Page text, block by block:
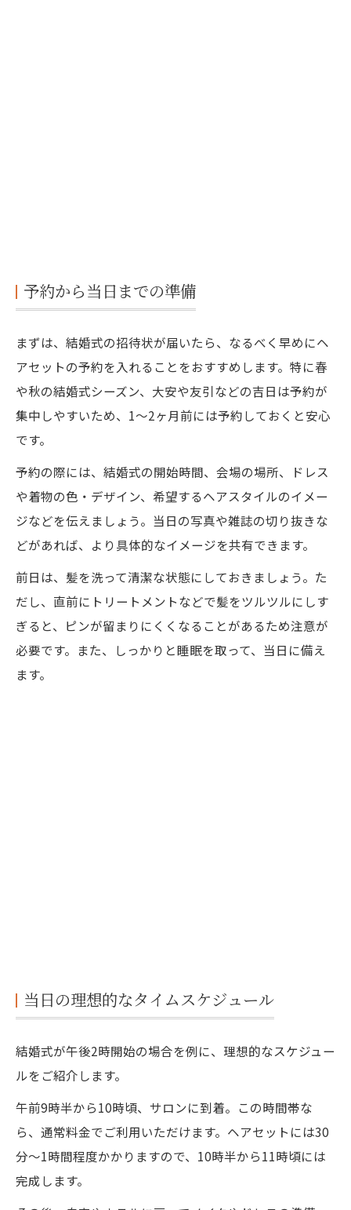
予約から当日までの準備
まずは、結婚式の招待状が届いたら、なるべく早めにヘ
アセットの予約を入れることをおすすめします。特に春
や秋の結婚式シーズン、大安や友引などの吉日は予約が
集中しやすいため、1〜2ヶ月前には予約しておくと安心
です。
予約の際には、結婚式の開始時間、会場の場所、ドレス
や着物の色・デザイン、希望するヘアスタイルのイメー
ジなどを伝えましょう。当日の写真や雑誌の切り抜きな
どがあれば、より具体的なイメージを共有できます。
前日は、髪を洗って清潔な状態にしておきましょう。た
だし、直前にトリートメントなどで髪をツルツルにしす
ぎると、ピンが留まりにくくなることがあるため注意が
必要です。また、しっかりと睡眠を取って、当日に備え
ます。
当日の理想的なタイムスケジュール
結婚式が午後2時開始の場合を例に、理想的なスケジュー
ルをご紹介します。
午前9時半から10時頃、サロンに到着。この時間帯な
ら、通常料金でご利用いただけます。ヘアセットには30
分〜1時間程度かかりますので、10時半から11時頃には
完成します。